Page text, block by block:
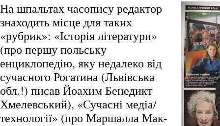
На шпальтах часопису редактор
знаходить місце для таких
«рубрик»: «Історія літератури»
(про першу польську
енциклопедію, яку недалеко від
сучасного Рогатина (Львівська
обл.!) писав Йоахим Бенедикт
Хмелевський), «Сучасні медіа/
технології» (про Маршалла Мак-